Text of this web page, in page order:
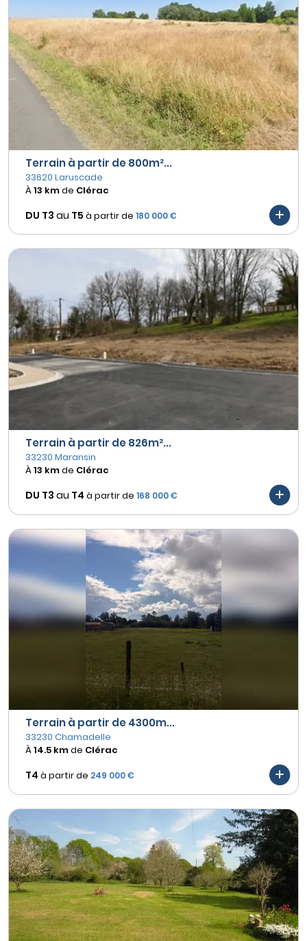
Terrain à partir de 800m²...
33620 Laruscade
À13 kmde Clérac
DU T3 au T5 à partir de 180 000 €
Terrain à partir de 826m²...
33230 Maransin
À13 kmde Clérac
DU T3 au T4 à partir de 168 000 €
Terrain à partir de 4300m...
33230 Chamadelle
À14.5 kmde Clérac
T4 à partir de 249 000 €